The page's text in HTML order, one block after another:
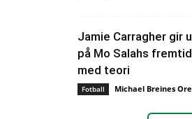
Jamie Carragher gir
på Mo Salahs
med teori
Fotball Michael Breines